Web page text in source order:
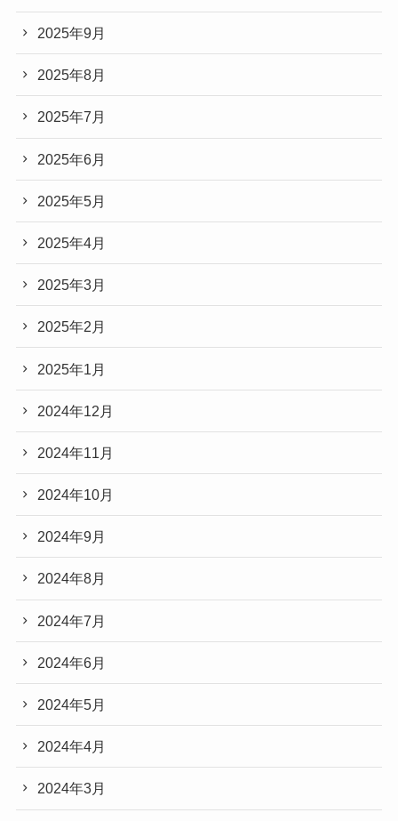
2025年9月
2025年8月
2025年7月
2025年6月
2025年5月
2025年4月
2025年3月
2025年2月
2025年1月
2024年12月
2024年11月
2024年10月
2024年9月
2024年8月
2024年7月
2024年6月
2024年5月
2024年4月
2024年3月